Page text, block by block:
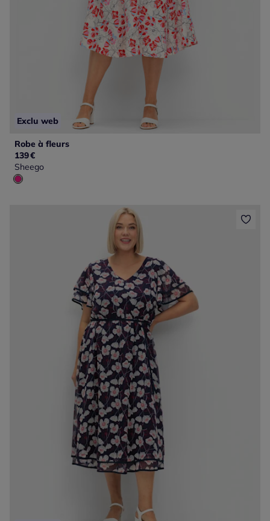
Exclu web
Robe à fleurs
139€
Sheego